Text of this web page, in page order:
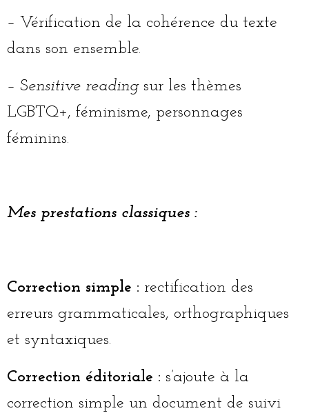
– Vérification de la cohérence du texte
dans son ensemble.
– Sensitive readingsur les thèmes
LGBTQ+, féminisme, personnages
féminins.
Mes prestations classiques :
Correction simple : rectification des
erreurs grammaticales, orthographiques
et syntaxiques.
Correction éditoriale : s’ajoute à la
correction simple un document de suivi